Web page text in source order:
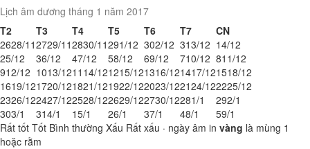
Lịch âm dương tháng 1 năm 2017
T2
T3 T4 T5 T6 T7
CN
2628/112729/112830/11291/12 302/12 313/12 14/12
25/12 36/12 47/12 58/12 69/12 710/12 811/12
912/12 1013/1211 14/121215/121316/121417/121518/12
1619/121720/121821/121922/122023/122124/122225/12
2326/122427/122528/122629/122730/12281/1 292/1
303/1 314/1 15/1 26/1 37/1 48/1 59/1
Rất tốt Tốt Bình thường Xấu Rất xấu · ngày âm in vàng là mùng 1
hoặc rằm